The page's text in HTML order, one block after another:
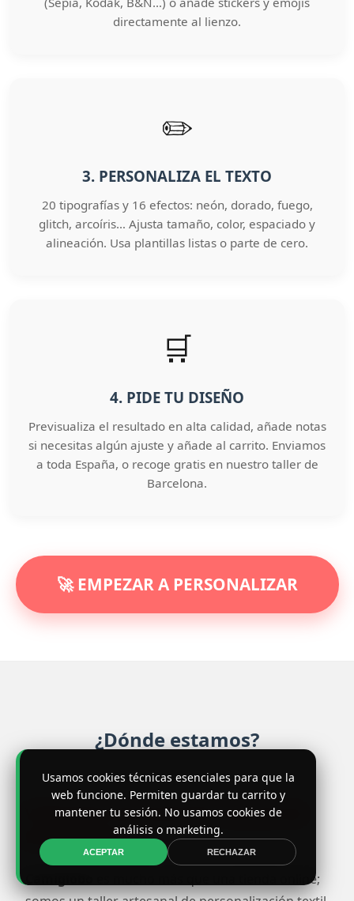
directamente al lienzo.
✏️
3. PERSONALIZA EL TEXTO
20 tipografías y 16 efectos: neón, dorado, fuego,
glitch, arcoíris… Ajusta tamaño, color, espaciado y
alineación. Usa plantillas listas o parte de cero.
🛒
4. PIDE TU DISEÑO
Previsualiza el resultado en alta calidad, añade notas
si necesitas algún ajuste y añade al carrito. Enviamos
a toda España, o recoge gratis en nuestro taller de
Barcelona.
🚀 EMPEZAR A PERSONALIZAR
¿Dónde estamos?
VISÍTANOS EN NUESTRO TALLER DE
BARCELONA
es mucho más que una tienda online;
Usamos cookies técnicas esenciales para que la
web funcione. Permiten guardar tu carrito y
mantener tu sesión. No usamos cookies de
análisis o marketing.
ACEPTAR RECHAZAR